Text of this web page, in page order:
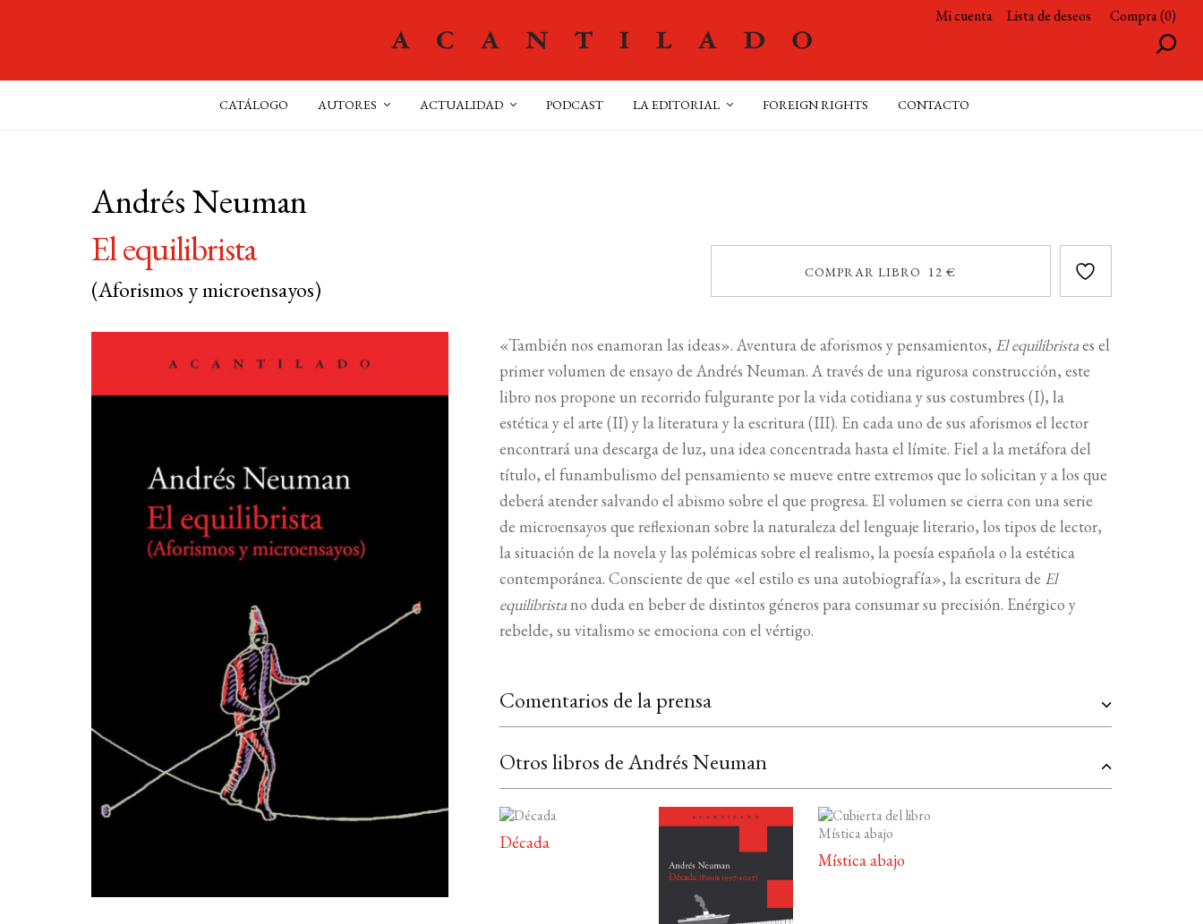
Mi cuenta Lista de deseos Compra (0)
CATÁLOGO AUTORES ACTUALIDAD PODCAST LA EDITORIAL FOREIGN RIGHTS CONTACTO
Andrés Neuman
El equilibrista
(Aforismos y microensayos)
COMPRAR LIBRO 12 €
«También nos enamoran las ideas». Aventura de aforismos y pensamientos, El equilibristaes el
primer volumen de ensayo de Andrés Neuman. A través de una rigurosa construcción, este
libro nos propone un recorrido fulgurante por la vida cotidiana y sus costumbres (I), la
estética y el arte (II) y la literatura y la escritura (III). En cada uno de sus aforismos el lector
encontrará una descarga de luz, una idea concentrada hasta el límite. Fiel a la metáfora del
título, el funambulismo del pensamiento se mueve entre extremos que lo solicitan y a los que
deberá atender salvando el abismo sobre el que progresa. El volumen se cierra con una serie
de microensayos que reflexionan sobre la naturaleza del lenguaje literario, los tipos de lector,
la situación de la novela y las polémicas sobre el realismo, la poesía española o la estética
contemporánea. Consciente de que «el estilo es una autobiografía», la escritura de El
equilibristano duda en beber de distintos géneros para consumar su precisión. Enérgico y
rebelde, su vitalismo se emociona con el vértigo.
Comentarios de la prensa
Otros libros de Andrés Neuman
Década
Mística abajo